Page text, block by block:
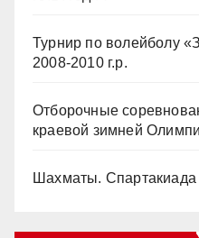
Турнир по волейболу
2008-2010 г.р.
Отборочные
краевой зимней
Шахматы.